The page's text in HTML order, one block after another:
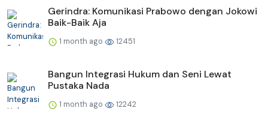
Gerindra: Komunikasi Prabowo dengan Jokowi
Baik-Baik Aja
1 month ago 12451
Bangun Integrasi Hukum dan Seni Lewat
Pustaka Nada
1 month ago 12242